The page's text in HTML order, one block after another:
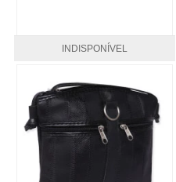
INDISPONÍVEL